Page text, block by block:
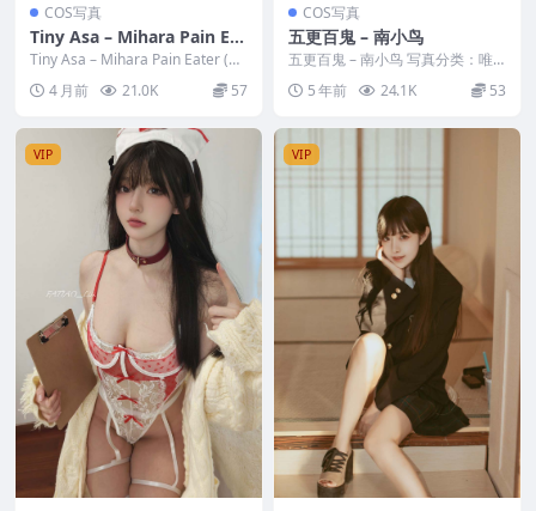
COS写真
Tiny Asa – Mihara Pain Eat
er (NIKKE)
Tiny Asa – Mihara Pain Eater (NI
4 月前 21.0K 57
COS写真
五更百鬼 – 南小鸟
五更百鬼 – 南小鸟 写真分类：唯
美，参与模特：五更百鬼 [套图大
小]：[6P／...
5 年前 24.1K 53
VIP VIP